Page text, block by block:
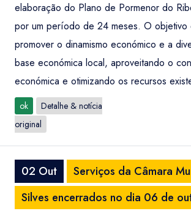
elaboração do Plano de Pormenor do
por um período de 24 meses. O objetivo
promover o dinamismo económico e a
base económica local, aproveitando o
económica e otimizando os recursos
ok
Detalhe & notícia
original
02 Out
Serviços da Câmara
Silves encerrados no dia 06 de